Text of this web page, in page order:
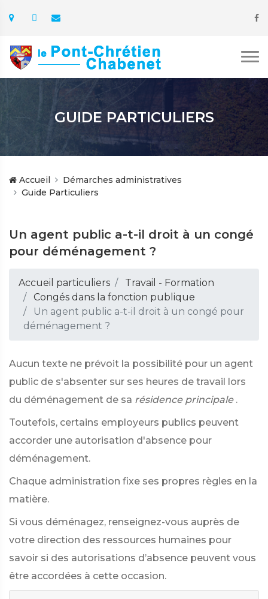
GUIDE PARTICULIERS
Accueil
Démarches administratives
Guide Particuliers
Un agent public a-t-il droit à un congé
pour déménagement ?
Accueil particuliers
Travail - Formation
Congés dans la fonction publique
Un agent public a-t-il droit à un congé pour
déménagement ?
Aucun texte ne prévoit la possibilité pour un agent
public de s'absenter sur ses heures de travail lors
du déménagement de sa résidence principale .
Toutefois, certains employeurs publics peuvent
accorder une autorisation d'absence pour
déménagement.
Chaque administration fixe ses propres règles en la
matière.
Si vous déménagez, renseignez-vous auprès de
votre direction des ressources humaines pour
savoir si des autorisations d’absence peuvent vous
être accordées à cette occasion.